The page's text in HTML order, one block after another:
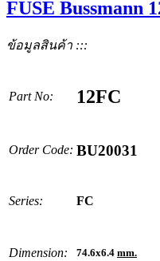
FUSE Bussmann
ข้อมูลสินค้า :::
Part No: 12FC
Order Code: BU20031
Series: FC
Dimension: 74.6x6.4 mm.